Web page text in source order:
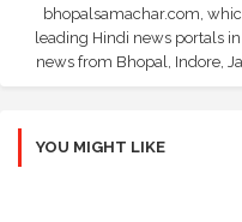
bhopalsamachar.com,
leading Hindi news portals
news from Bhopal, Indore,
YOU MIGHT LIKE